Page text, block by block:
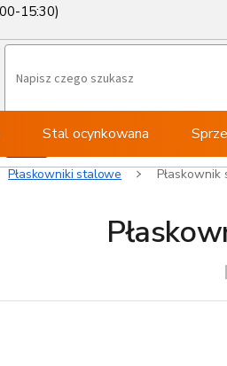
Stal ocynkowana
Płaskowniki stalowe